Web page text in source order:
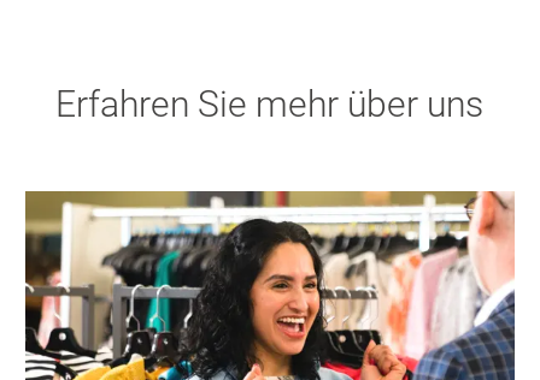
Erfahren Sie mehr über uns